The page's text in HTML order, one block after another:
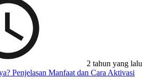
2 tahun yang lalu